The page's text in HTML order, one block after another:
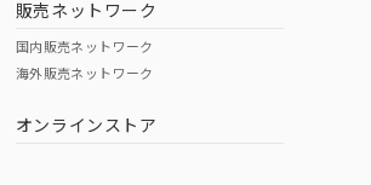
販売ネットワーク
国内販売ネットワーク
海外販売ネットワーク
オンラインストア